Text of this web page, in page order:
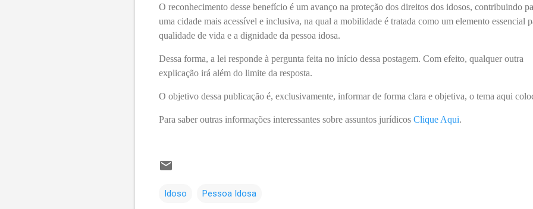
O reconhecimento desse benefício é um avanço na proteção dos direitos dos idosos, contribuindo
uma cidade mais acessível e inclusiva, na qual a mobilidade é tratada como um elemento essencial
qualidade de vida e a dignidade da pessoa idosa.
Dessa forma, a lei responde à pergunta feita no início dessa postagem. Com efeito, qualquer outra
explicação irá além do limite da resposta.
O objetivo dessa publicação é, exclusivamente, informar de forma clara e objetiva, o tema aqui
Para saber outras informações interessantes sobre assuntos jurídicos Clique Aqui.
Idoso Pessoa Idosa